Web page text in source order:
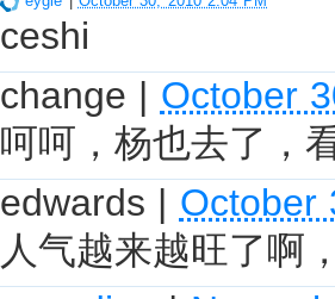
ceshi
change | October
呵呵，杨也去了，
edwards | October
人气越来越旺了啊